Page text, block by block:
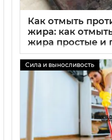
Как отмыть
жира: как
жира простые и
методы без
02 09 2025 0
Сила и выносливость